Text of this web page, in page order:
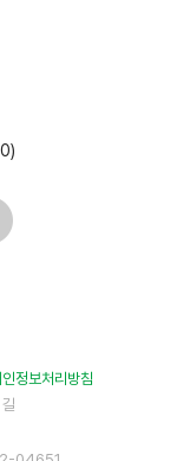
정보처리방침